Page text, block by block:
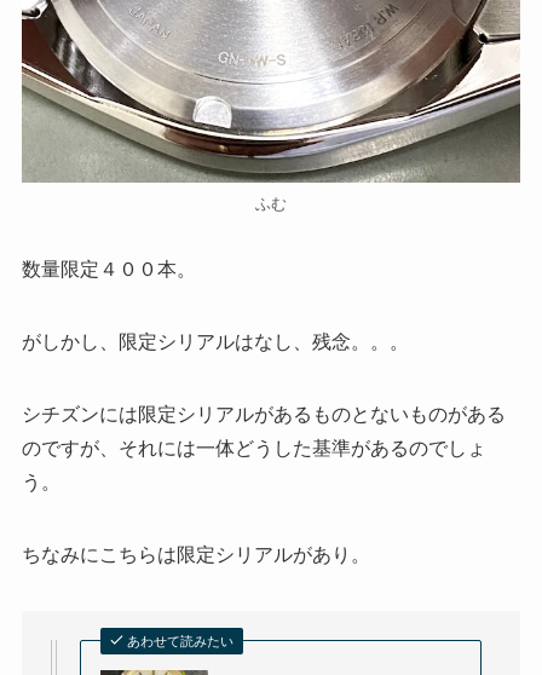
ふむ
数量限定４００本。
がしかし、限定シリアルはなし、残念。。。
シチズンには限定シリアルがあるものとないものがある
のですが、それには一体どうした基準があるのでしょ
う。
ちなみにこちらは限定シリアルがあり。
あわせて読みたい